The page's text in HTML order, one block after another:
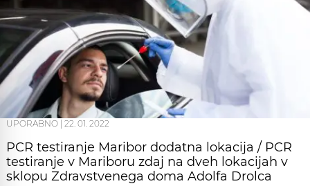
UPORABNO 22. 01. 2022
PCR testiranje Maribor dodatna lokacija / PCR
testiranje v Mariboru zdaj na dveh lokacijah v
sklopu Zdravstvenega doma Adolfa Drolca